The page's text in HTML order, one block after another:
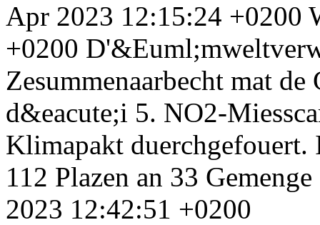
Apr 2023 12:15:24 +0200
+0200
Zesummenaarbecht mat
d&eacute;i 5. NO2-
Klimapakt duerchgefouert.
112 Plazen an 33
2023 12:42:51 +0200